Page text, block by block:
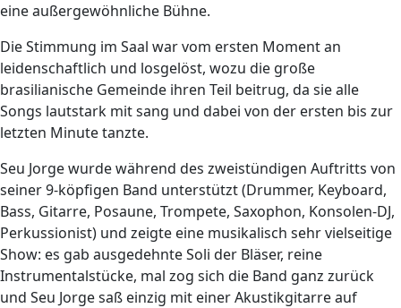
eine außergewöhnliche Bühne.
Die Stimmung im Saal war vom ersten Moment an
leidenschaftlich und losgelöst, wozu die große
brasilianische Gemeinde ihren Teil beitrug, da sie alle
Songs lautstark mit sang und dabei von der ersten bis zur
letzten Minute tanzte.
Seu Jorge wurde während des zweistündigen Auftritts von
seiner 9-köpfigen Band unterstützt (Drummer, Keyboard,
Bass, Gitarre, Posaune, Trompete, Saxophon, Konsolen-DJ,
Perkussionist) und zeigte eine musikalisch sehr vielseitige
Show: es gab ausgedehnte Soli der Bläser, reine
Instrumentalstücke, mal zog sich die Band ganz zurück
und Seu Jorge saß einzig mit einer Akustikgitarre auf